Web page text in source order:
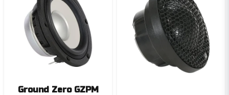
Ground Zero GZPM